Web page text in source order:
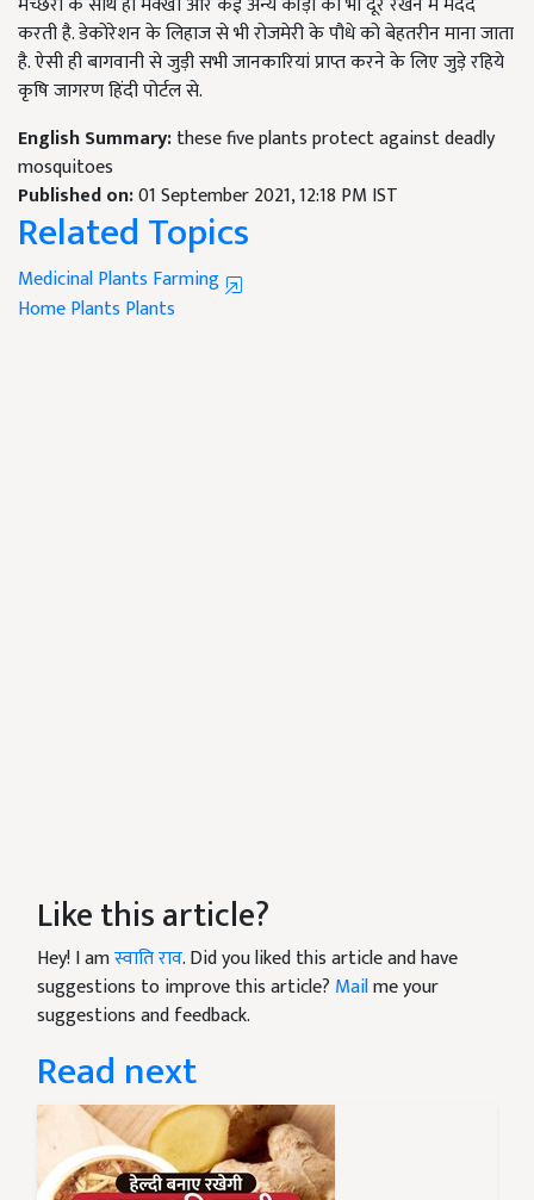
है. ऐसी ही बागवानी से जुड़ी सभी जानकारियां प्राप्त करने के लिए जुड़े रहिये
कृषि जागरण हिंदी पोर्टल से.
English Summary:
mosquitoes
Published on:
Related Topics
Medicinal Plants Farming
Home PlantsPlants
Like this article?
Hey! I amस्वाति राव. Did you liked this article and have
suggestions to improve this article?Mailme your
suggestions and feedback.
Read next